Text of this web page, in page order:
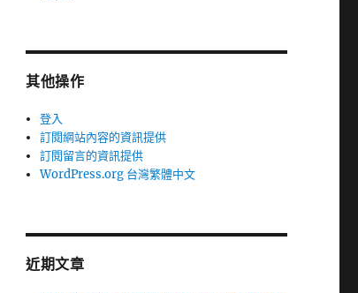
其他操作
登入
訂閱網站內容的資訊提供
訂閱留言的資訊提供
WordPress.org 台灣繁體中文
近期文章